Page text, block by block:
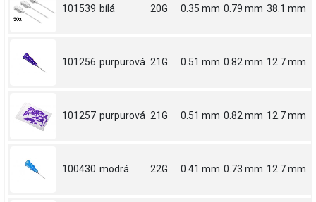
101539 bílá 20G 0.35 mm 0.79 mm 38.1 mm
101256 purpurová 21G 0.51 mm 0.82 mm 12.7 mm
101257 purpurová 21G 0.51 mm 0.82 mm 12.7 mm
100430 modrá 22G 0.41 mm 0.73 mm 12.7 mm